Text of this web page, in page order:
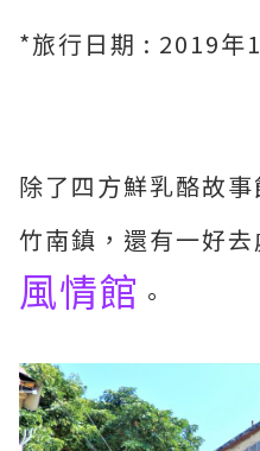
*旅行日期 : 2019年
除了四方鮮乳酪故事
竹南鎮，還有一好去
風情館 。